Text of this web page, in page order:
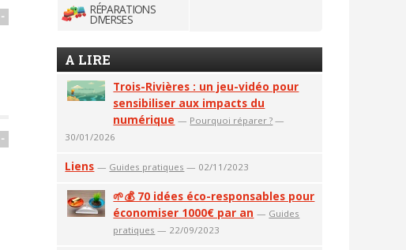
-
-
RÉPARATIONS
DIVERSES
A LIRE
Trois-Rivières : un jeu-vidéo pour
sensibiliser aux impacts du
numérique — Pourquoi réparer ? —
30/01/2026
Liens — Guides pratiques — 02/11/2023
🌱💰 70 idées éco-responsables pour
économiser 1000€ par an — Guides
pratiques — 22/09/2023